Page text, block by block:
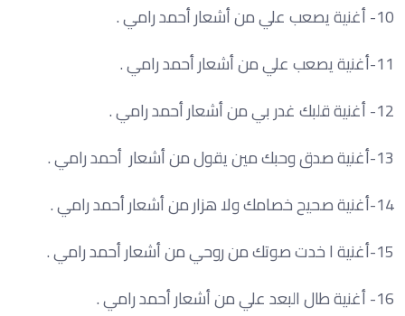
10- أغنية يصعب علي من أشعار أحمد رامي .
11-أغنية يصعب علي من أشعار أحمد رامي .
12- أغنية قلبك غدر بي من أشعار أحمد رامي .
13-أغنية صدق وحبك مين يقول من أشعار أحمد رامي .
14-أغنية صحيح خصامك ولا هزار من أشعار أحمد رامي .
15-أغنية ا خدت صوتك من روحي من أشعار أحمد رامي .
16- أغنية طال البعد علي من أشعار أحمد رامي .